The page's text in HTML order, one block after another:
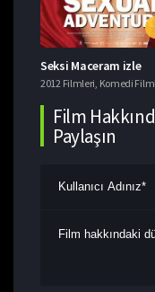
,Macera Filmleri
Seksi Maceram izle
2012 Filmleri Komedi
Film
Paylaşın